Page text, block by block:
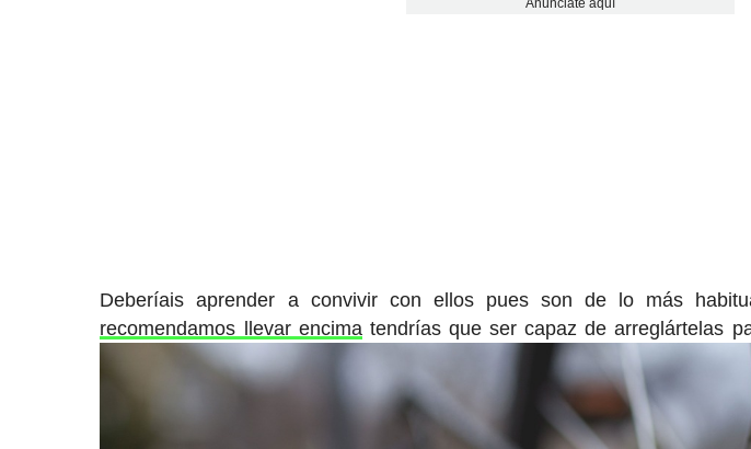
Anúnciate aquí
Deberíais aprender a convivir con ellos pues son de lo más
recomendamos llevar encimatendrías que ser capaz de arreglártelas